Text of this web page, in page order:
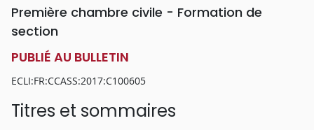
Première chambre civile - Formation de
section
PUBLIÉ AU BULLETIN
ECLI:FR:CCASS:2017:C100605
Titres et sommaires